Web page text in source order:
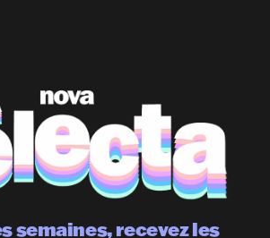
semaines, recevez les